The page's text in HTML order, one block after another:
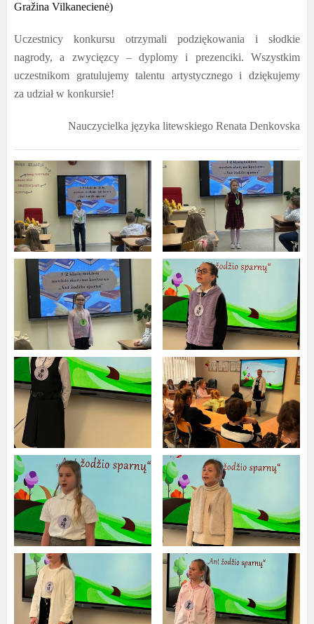
Gražina Vilkanecienė)
Uczestnicy konkursu otrzymali podziękowania i słodkie
nagrody, a zwycięzcy – dyplomy i prezenciki. Wszystkim
uczestnikom gratulujemy talentu artystycznego i dziękujemy
za udział w konkursie!
Nauczycielka języka litewskiego Renata Denkovska